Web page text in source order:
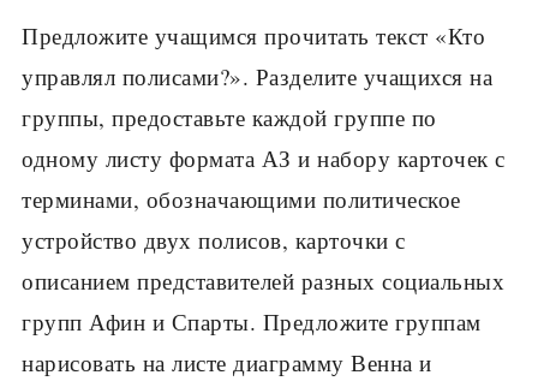
Предложите учащимся прочитать текст «Кто
управлял полисами?». Разделите учащихся на
груп­пы, предоставьте каждой группе по
одному листу формата АЗ и набору карточек с
терминами, обозна­чающими политическое
устройство двух полисов, карточки с
описанием представителей разных соци­альных
групп Афин и Спарты. Предложите группам
нарисовать на листе диаграмму Венна и